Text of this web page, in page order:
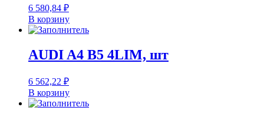
6 580,84 ₽
В корзину
AUDI A4 B5 4LIM, шт
6 562,22 ₽
В корзину